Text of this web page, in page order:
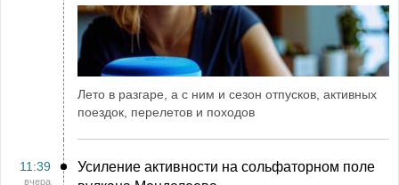
Лето в разгаре, а с ним и сезон отпусков, активных
поездок, перелетов и походов
11:39
вчера
Усиление активности на сольфаторном поле